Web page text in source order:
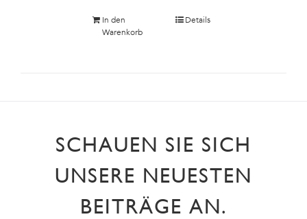
In den
Warenkorb
Details
SCHAUEN SIE SICH
UNSERE NEUESTEN
BEITRÄGE AN.